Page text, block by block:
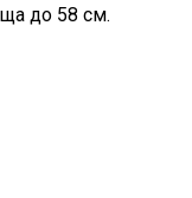
до 58 см.